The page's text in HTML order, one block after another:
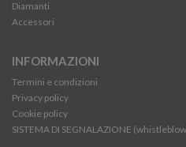
Diamanti
Accessori
INFORMAZIONI
Termini e condizioni
Privacy policy
Cookie policy
SISTEMA DI SEGNALAZIONE